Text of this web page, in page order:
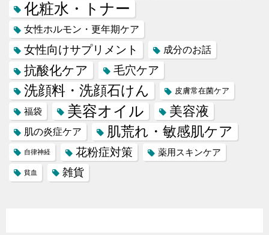
化粧水・トナー
女性ホルモン・更年期ケア
女性向けサプリメント 成分のお話
抗酸化ケア 毛穴ケア
洗顔料・洗顔石けん 皮膚常在菌ケア
福袋 美容オイル 美容液
肌の炎症ケア 肌荒れ・敏感肌ケア
自律神経 花粉症対策 薬用スキンケア
貧血 雑貨